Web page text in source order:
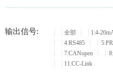
输出信号: 全部 1:4-
4:RS485
7:CANopen
11:CC-Link